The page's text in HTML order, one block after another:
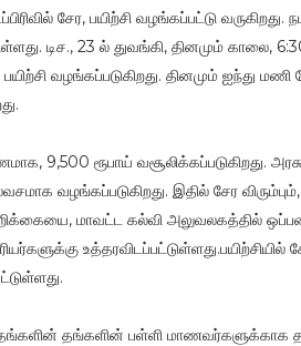
சேர, பயிற்சி வழங்கப்பட்டு
டிச., 23 ல் துவங்கி, தினமும் காலை,
வழங்கப்படுகிறது. தினமும் ஐந்து
9,500 ரூபாய் வசூலிக்கப்படுகிறது.
வழங்கப்படுகிறது. இதில் சேர
மாவட்ட கல்வி அலுவலகத்தில்
தங்களின் பள்ளி மாணவர்களுக்காக